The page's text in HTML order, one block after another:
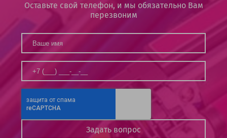
Оставьте свой телефон, и мы обязательно Вам
перезвоним